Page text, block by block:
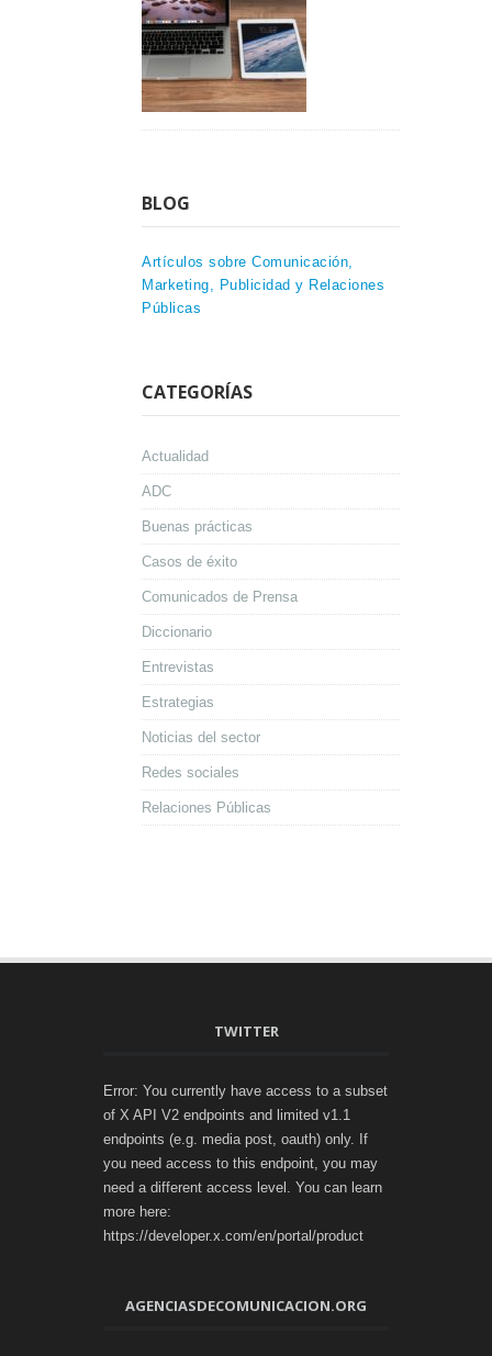
BLOG
Artículos sobre Comunicación,
Marketing, Publicidad y Relaciones
Públicas
CATEGORÍAS
Actualidad
ADC
Buenas prácticas
Casos de éxito
Comunicados de Prensa
Diccionario
Entrevistas
Estrategias
Noticias del sector
Redes sociales
Relaciones Públicas
TWITTER
Error: You currently have access to a subset
of X API V2 endpoints and limited v1.1
endpoints (e.g. media post, oauth) only. If
you need access to this endpoint, you may
need a different access level. You can learn
more here:
https://developer.x.com/en/portal/product
AGENCIASDECOMUNICACION.ORG